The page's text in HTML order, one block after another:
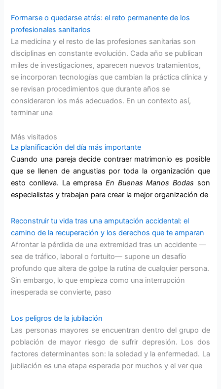
Formarse o quedarse atrás: el reto permanente de los
profesionales sanitarios
La medicina y el resto de las profesiones sanitarias son
disciplinas en constante evolución. Cada año se publican
miles de investigaciones, aparecen nuevos tratamientos,
se incorporan tecnologías que cambian la práctica clínica y
se revisan procedimientos que durante años se
consideraron los más adecuados. En un contexto así,
terminar una
Más visitados
La planificación del día más importante
Cuando una pareja decide contraer matrimonio es posible
que se llenen de angustias por toda la organización que
esto conlleva. La empresa En Buenas Manos Bodas son
especialistas y trabajan para crear la mejor organización de
Reconstruir tu vida tras una amputación accidental: el
camino de la recuperación y los derechos que te amparan
Afrontar la pérdida de una extremidad tras un accidente —
sea de tráfico, laboral o fortuito— supone un desafío
profundo que altera de golpe la rutina de cualquier persona.
Sin embargo, lo que empieza como una interrupción
inesperada se convierte, paso
Los peligros de la jubilación
Las personas mayores se encuentran dentro del grupo de
población de mayor riesgo de sufrir depresión. Los dos
factores determinantes son: la soledad y la enfermedad. La
jubilación es una etapa esperada por muchos y el ver que